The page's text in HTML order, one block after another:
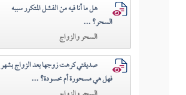
هل ما أنا فيه من الفشل المتكرر سببه
السحر؟ ...
السحر والزواج
صديقتي كرهت زوجها بعد الزواج بشهر
فهل هي مسحورة أم محسودة؟ ...